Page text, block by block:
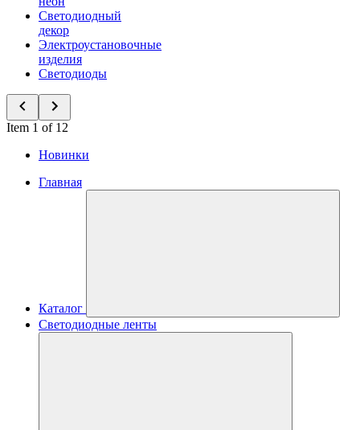
Светодиодный
декор
Электроустановочные
изделия
Светодиоды
Item 1 of 12
Новинки
Главная
Каталог
Светодиодные ленты